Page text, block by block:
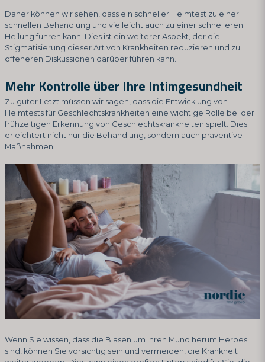
Daher können wir sehen, dass ein schneller Heimtest zu einer
schnellen Behandlung und vielleicht auch zu einer schnelleren
Heilung führen kann. Dies ist ein weiterer Aspekt, der die
Stigmatisierung dieser Art von Krankheiten reduzieren und zu
offeneren Diskussionen darüber führen kann.
Mehr Kontrolle über Ihre Intimgesundheit
Zu guter Letzt müssen wir sagen, dass die Entwicklung von
Heimtests für Geschlechtskrankheiten eine wichtige Rolle bei der
frühzeitigen Erkennung von Geschlechtskrankheiten spielt. Dies
erleichtert nicht nur die Behandlung, sondern auch präventive
Maßnahmen.
Wenn Sie wissen, dass die Blasen um Ihren Mund herum Herpes
sind, können Sie vorsichtig sein und vermeiden, die Krankheit